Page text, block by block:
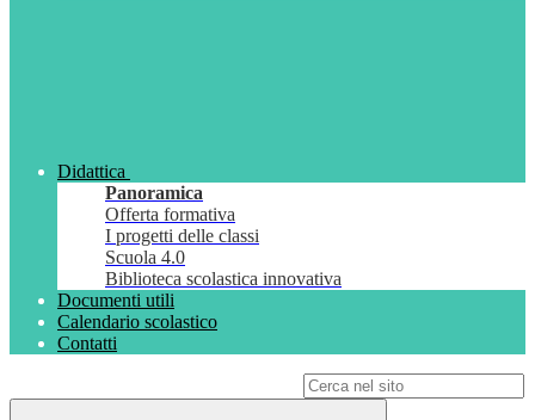
Didattica
Panoramica
Offerta formativa
I progetti delle classi
Scuola 4.0
Biblioteca scolastica innovativa
Documenti utili
Calendario scolastico
Contatti